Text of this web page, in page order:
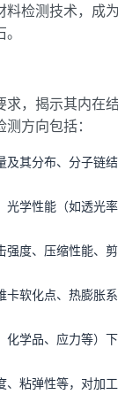
料检测技术，成
，揭示其内在
方向包括：
其分布、分子链
学性能（如透光
度、压缩性能、
软化点、热膨胀
学品、应力等）
粘弹性等，对加工